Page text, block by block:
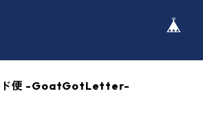
ド便 -GoatGotLetter-